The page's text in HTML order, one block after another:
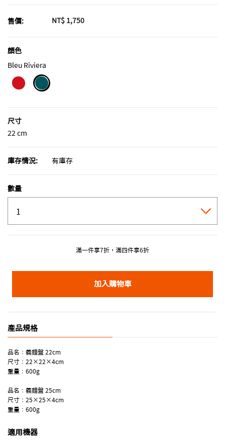
售價: NT$ 1,750
顏色
Bleu Riviera
尺寸
22 cm
庫存情況: 有庫存
數量
滿一件享7折，滿四件享6折
加入購物車
產品規格
品名：義麵盤 22cm
尺寸：22×22×4cm
重量：600g
品名：義麵盤 25cm
尺寸：25×25×4cm
重量：600g
適用機器